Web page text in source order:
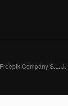
Freepik Company S.L.U.